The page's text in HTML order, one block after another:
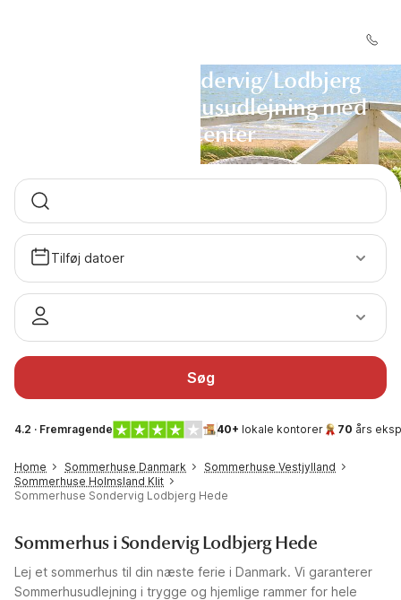
Sommerhus Søndervig/Lodbjerg
Hede - Sommerhusudlejning med
DanCenter
Tilføj datoer
Søg
4.2 · Fremragende 40+ lokale kontorer 70 års
Home Sommerhuse Danmark
Sommerhuse Vestjylland
Sommerhuse Holmsland Klit
Sommerhuse Sondervig Lodbjerg Hede
Sommerhus i Sondervig Lodbjerg Hede
Lej et sommerhus til din næste ferie i Danmark. Vi garanterer
Sommerhusudlejning i trygge og hjemlige rammer for hele